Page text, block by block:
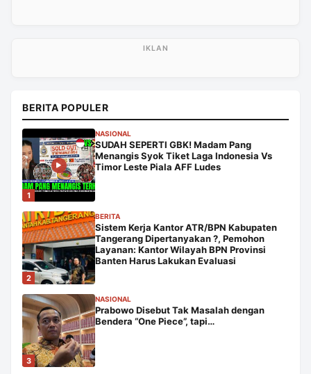
BERITA POPULER
1
NASIONAL
SUDAH SEPERTI GBK! Madam Pang
Menangis Syok Tiket Laga Indonesia Vs
Timor Leste Piala AFF Ludes
2
BERITA
Sistem Kerja Kantor ATR/BPN Kabupaten
Tangerang Dipertanyakan ?, Pemohon
Layanan: Kantor Wilayah BPN Provinsi
Banten Harus Lakukan Evaluasi
3
NASIONAL
Prabowo Disebut Tak Masalah dengan
Bendera “One Piece”, tapi…